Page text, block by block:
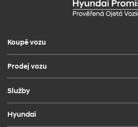
Koupě vozu
Prodej vozu
Služby
Hyundai